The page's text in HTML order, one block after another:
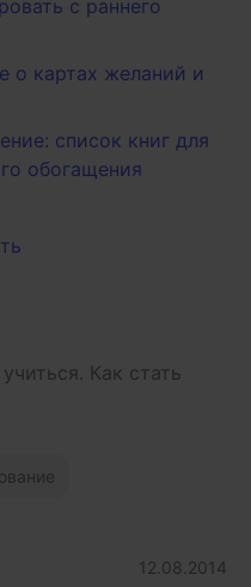
с раннего
о картах желаний и
список книг для
обогащения
Как стать
12.08.2014